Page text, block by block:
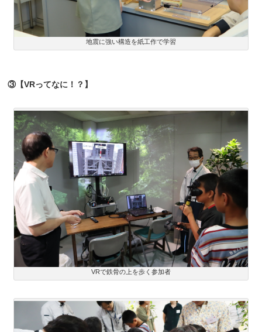
地震に強い構造を紙工作で学習
③【VRってなに！？】
VRで鉄骨の上を歩く参加者